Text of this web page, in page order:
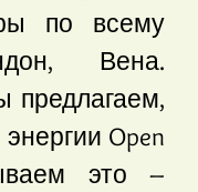
по всему
Вена.
предлагаем,
Open
это –